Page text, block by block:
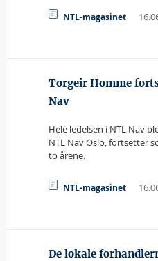
NTL-magasinet
Torgeir Homme
Nav
Hele ledelsen i NTL Nav
NTL Nav Oslo, fortsetter
to årene.
NTL-magasinet
De lokale